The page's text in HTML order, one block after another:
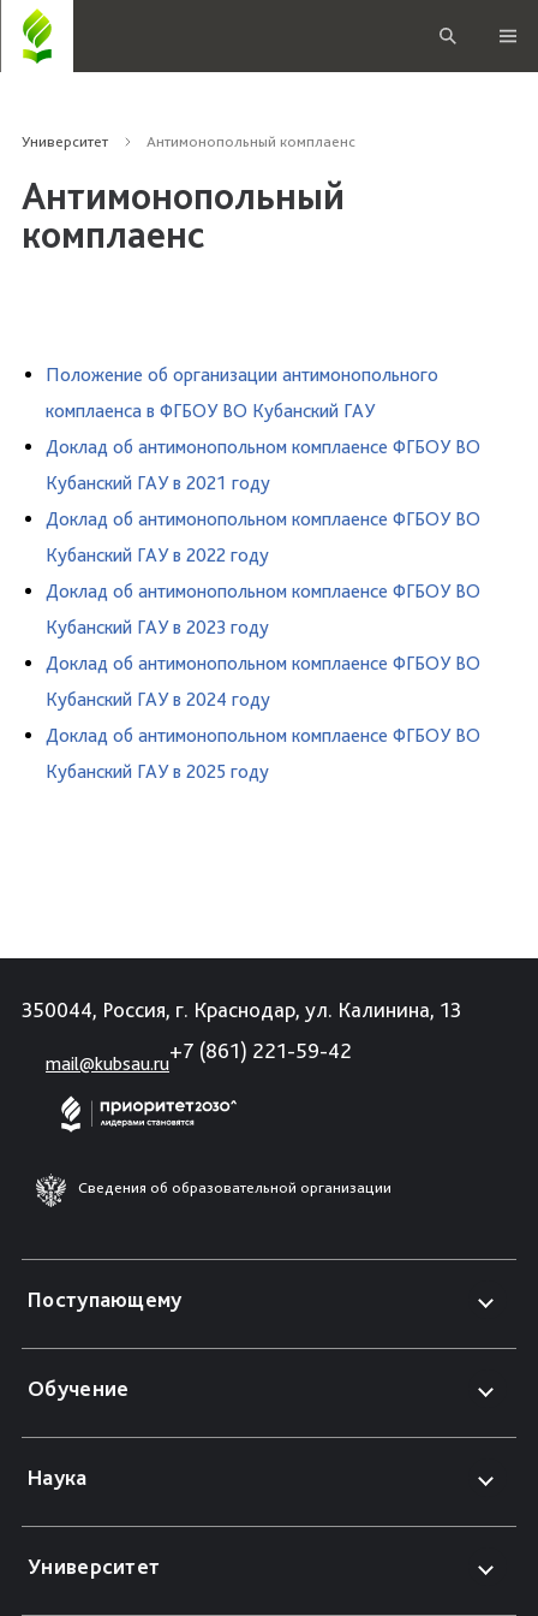
Университет Антимонопольный комплаенс
Антимонопольный
комплаенс
Положение об организации антимонопольного
комплаенса в ФГБОУ ВО Кубанский ГАУ
Доклад об антимонопольном комплаенсе ФГБОУ ВО
Кубанский ГАУ в 2021 году
Доклад об антимонопольном комплаенсе ФГБОУ ВО
Кубанский ГАУ в 2022 году
Доклад об антимонопольном комплаенсе ФГБОУ ВО
Кубанский ГАУ в 2023 году
Доклад об антимонопольном комплаенсе ФГБОУ ВО
Кубанский ГАУ в 2024 году
Доклад об антимонопольном комплаенсе ФГБОУ ВО
Кубанский ГАУ в 2025 году
350044, Россия, г. Краснодар, ул. Калинина, 13
mail@kubsau.ru
+7 (861) 221-59-42
Сведения об образовательной организации
Поступающему
Обучение
Наука
Университет